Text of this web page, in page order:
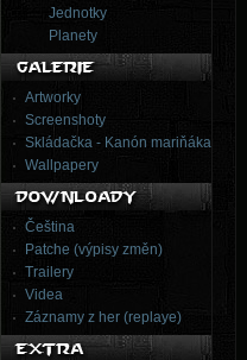
Jednotky
Planety
Artworky
Screenshoty
Skládačka - Kanón mariňáka
Wallpapery
Čeština
Patche (výpisy změn)
Trailery
Videa
Záznamy z her (replaye)